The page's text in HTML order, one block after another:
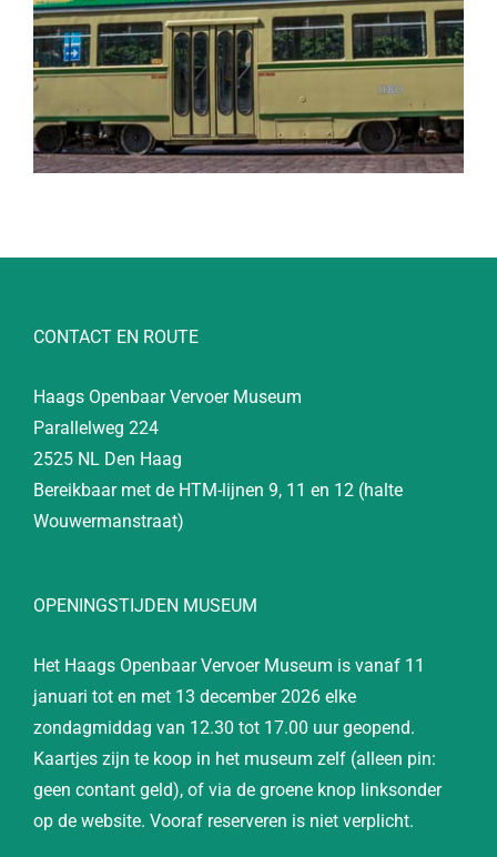
CONTACT EN ROUTE
Haags Openbaar Vervoer Museum
Parallelweg 224
2525 NL Den Haag
Bereikbaar met de HTM-lijnen 9, 11 en 12 (halte
Wouwermanstraat)
OPENINGSTIJDEN MUSEUM
Het Haags Openbaar Vervoer Museum is vanaf 11
januari tot en met 13 december 2026 elke
zondagmiddag van 12.30 tot 17.00 uur geopend.
Kaartjes zijn te koop in het museum zelf (alleen pin:
geen contant geld), of via de groene knop linksonder
op de website. Vooraf reserveren is niet verplicht.